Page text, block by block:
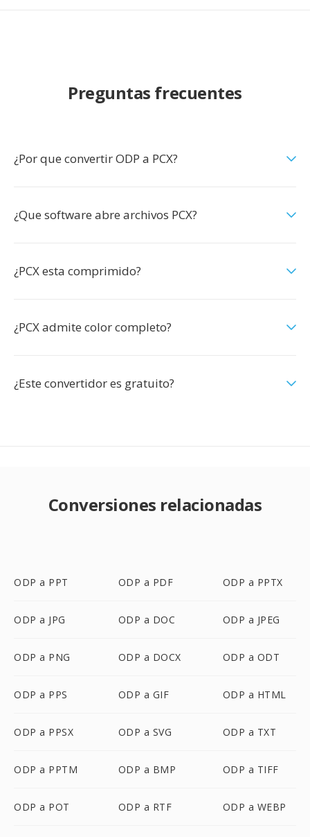
Preguntas frecuentes
¿Por que convertir ODP a PCX?
¿Que software abre archivos PCX?
¿PCX esta comprimido?
¿PCX admite color completo?
¿Este convertidor es gratuito?
Conversiones relacionadas
ODP a PPT ODP a PDF ODP a PPTX
ODP a JPG ODP a DOC ODP a JPEG
ODP a PNG ODP a DOCX ODP a ODT
ODP a PPS ODP a GIF ODP a HTML
ODP a PPSX ODP a SVG ODP a TXT
ODP a PPTM ODP a BMP ODP a TIFF
ODP a POT ODP a RTF ODP a WEBP